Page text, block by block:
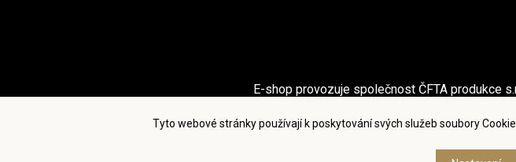
Tyto webové stránky používají k poskytování svých služeb soubory
E-shop provozuje společnost ČFTA produkce
Podmínky užití a zásady